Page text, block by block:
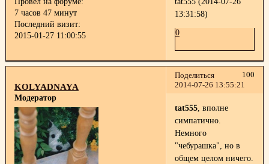
7 часов 47 минут
Последний визит:
2015-01-27 11:00:55
13:31:58)
0
Поделиться
100
2014-07-26 13:55:21
KOLYADNAYA
Модератор
tat555, вполне
симпатично.
Немного
"чебурашка", но в
общем целом ничего.